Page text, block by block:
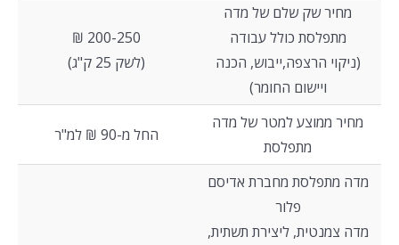
מחיר שק שלם של מדה
מתפלסת כולל עבודה
(ניקוי הרצפה,ייבוש, הכנה
ויישום החומר)
200-250 ₪
(לשק 25 ק"ג)
מחיר ממוצע למטר של מדה
מתפלסת
החל מ-90 ₪ למ"ר
מדה מתפלסת מחברת אדיסם
פלור
מדה צמנטית, ליצירת תשתית,